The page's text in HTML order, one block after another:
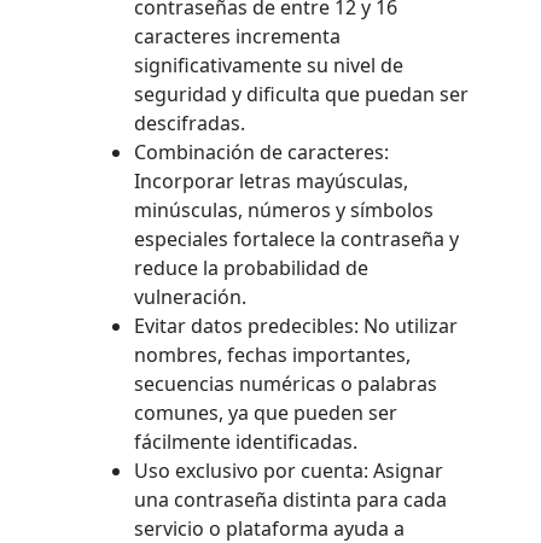
contraseñas de entre 12 y 16
caracteres incrementa
significativamente su nivel de
seguridad y dificulta que puedan ser
descifradas.
Combinación de caracteres:
Incorporar letras mayúsculas,
minúsculas, números y símbolos
especiales fortalece la contraseña y
reduce la probabilidad de
vulneración.
Evitar datos predecibles: No utilizar
nombres, fechas importantes,
secuencias numéricas o palabras
comunes, ya que pueden ser
fácilmente identificadas.
Uso exclusivo por cuenta: Asignar
una contraseña distinta para cada
servicio o plataforma ayuda a